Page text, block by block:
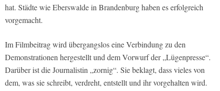
hat. Städte wie Eberswalde in Brandenburg haben es erfolgreich
vorgemacht.
Im Filmbeitrag wird übergangslos eine Verbindung zu den
Demonstrationen hergestellt und dem Vorwurf der „Lügenpresse“.
Darüber ist die Journalistin „zornig“. Sie beklagt, dass vieles von
dem, was sie schreibt, verdreht, entstellt und ihr vorgehalten wird.